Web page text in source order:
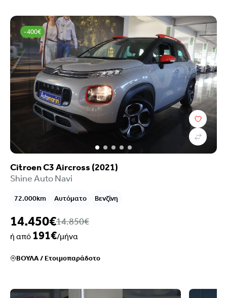
-400€
Citroen C3 Aircross (2021)
Shine Auto Navi
72.000km Αυτόματο Βενζίνη
14.450€14.850€
ή από 191€/μήνα
ΒΟΥΛΑ/Ετοιμοπαράδοτο